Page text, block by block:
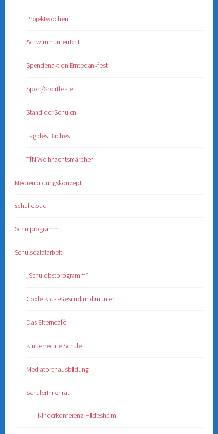
Projektwochen
Schwimmunterricht
Spendenaktion Erntedankfest
Sport/Sportfeste
Stand der Schulen
Tag des Buches
TfN Weihnachtsmärchen
Medienbildungskonzept
schul.cloud
Schulprogramm
Schulsozialarbeit
„Schulobstprogramm“
Coole Kids -Gesund und munter
Das Elterncafè
Kinderrechte Schule
Mediatorenausbildung
SchülerInnenrat
Kinderkonferenz Hildesheim